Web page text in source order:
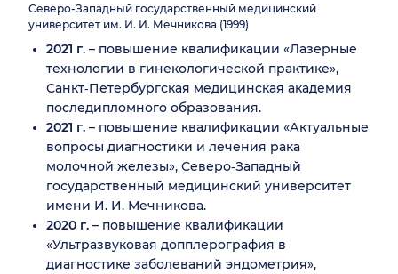
Северо-Западный государственный медицинский
университет им. И. И. Мечникова (1999)
2021 г. – повышение квалификации «Лазерные
технологии в гинекологической практике»,
Санкт‑Петербургская медицинская академия
последипломного образования.
2021 г. – повышение квалификации «Актуальные
вопросы диагностики и лечения рака
молочной железы», Северо‑Западный
государственный медицинский университет
имени И. И. Мечникова.
2020 г. – повышение квалификации
«Ультразвуковая допплерография в
диагностике заболеваний эндометрия»,